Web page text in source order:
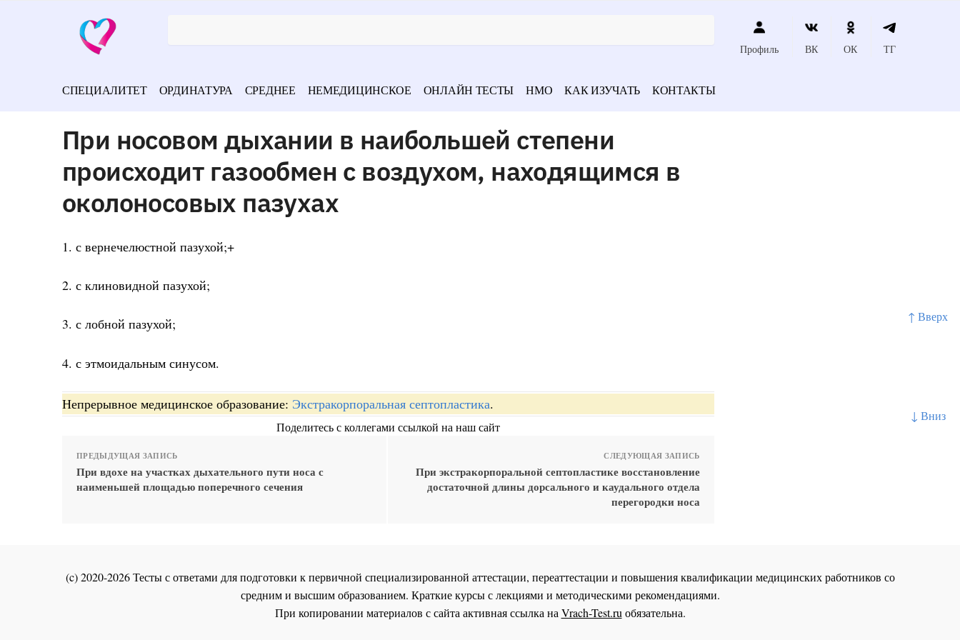
↑ Вверх
↓ Вниз
Профиль ВК ОК ТГ
СПЕЦИАЛИТЕТ ОРДИНАТУРА СРЕДНЕЕ НЕМЕДИЦИНСКОЕ ОНЛАЙН ТЕСТЫ НМО КАК ИЗУЧАТЬ КОНТАКТЫ
При носовом дыхании в наибольшей степени
происходит газообмен с воздухом, находящимся в
околоносовых пазухах
1. с вернечелюстной пазухой;+
2. с клиновидной пазухой;
3. с лобной пазухой;
4. с этмоидальным синусом.
Непрерывное медицинское образование: Экстракорпоральная септопластика.
Поделитесь с коллегами ссылкой на наш сайт
ПРЕДЫДУЩАЯ ЗАПИСЬ
При вдохе на участках дыхательного пути носа с
наименьшей площадью поперечного сечения
СЛЕДУЮЩАЯ ЗАПИСЬ
При экстракорпоральной септопластике восстановление
достаточной длины дорсального и каудального отдела
перегородки носа
(c) 2020-2026 Тесты с ответами для подготовки к первичной специализированной аттестации, переаттестации и повышения квалификации медицинских работников со
средним и высшим образованием. Краткие курсы с лекциями и методическими рекомендациями.
При копировании материалов с сайта активная ссылка наVrach-Test.ruобязательна.